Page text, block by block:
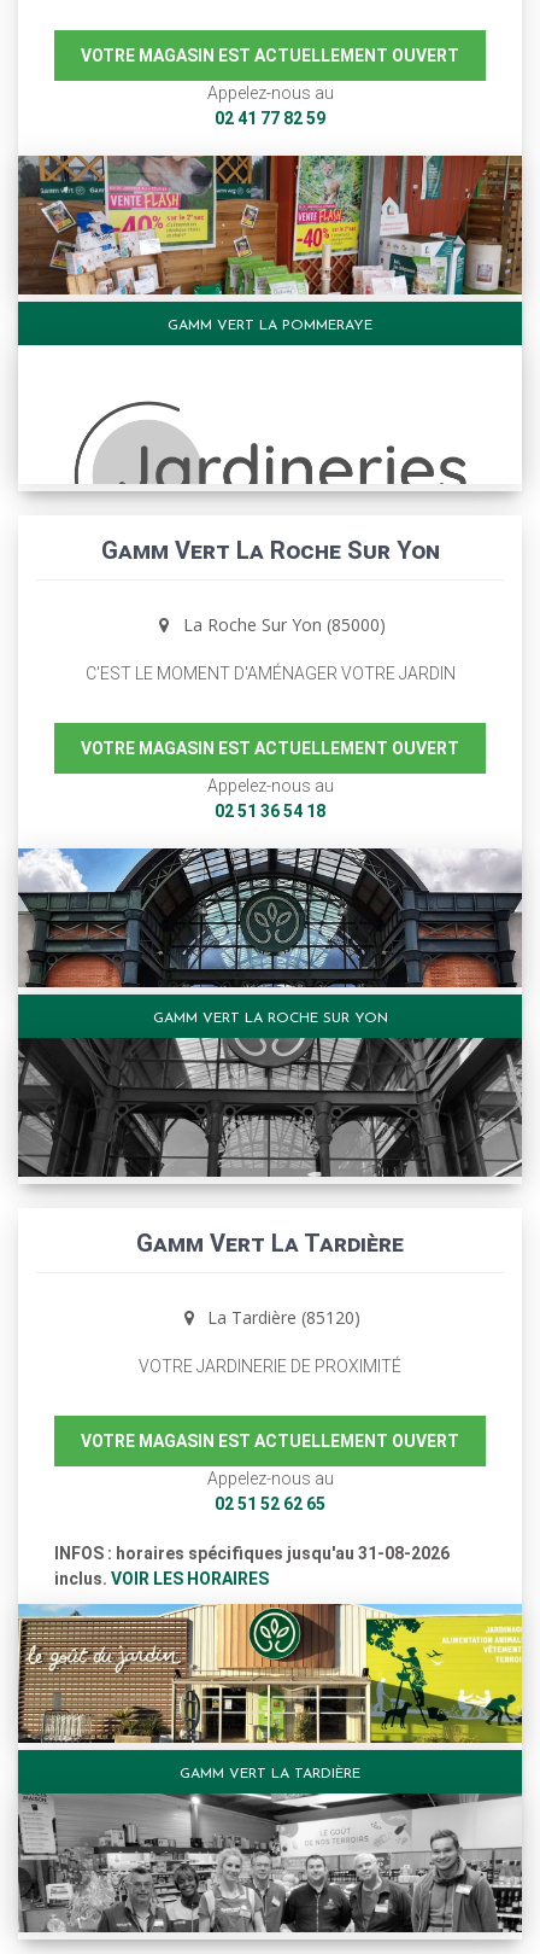
VOTRE MAGASIN EST ACTUELLEMENT OUVERT
Appelez-nous au
02 41 77 82 59
GAMM VERT LA POMMERAYE
Gamm Vert La Roche Sur Yon
La Roche Sur Yon (85000)
C'EST LE MOMENT D'AMÉNAGER VOTRE JARDIN
VOTRE MAGASIN EST ACTUELLEMENT OUVERT
Appelez-nous au
02 51 36 54 18
GAMM VERT LA ROCHE SUR YON
Gamm Vert La Tardière
La Tardière (85120)
VOTRE JARDINERIE DE PROXIMITÉ
VOTRE MAGASIN EST ACTUELLEMENT OUVERT
Appelez-nous au
02 51 52 62 65
INFOS : horaires spécifiques jusqu'au 31-08-2026
inclus. VOIR LES HORAIRES
GAMM VERT LA TARDIÈRE